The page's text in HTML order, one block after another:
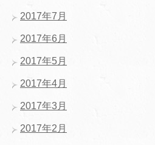
2017年7月
2017年6月
2017年5月
2017年4月
2017年3月
2017年2月